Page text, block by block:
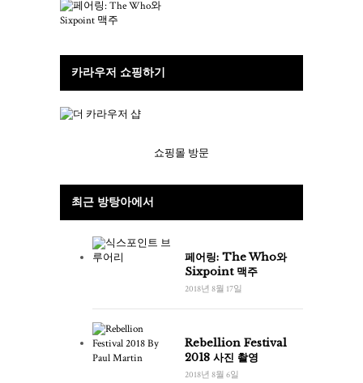
카라우저 쇼핑하기
쇼핑몰 방문
최근 방탕아에서
페어링: The Who와
Sixpoint 맥주
2018년 8월 17일
Rebellion Festival
2018 사진 촬영
2018년 8월 6일